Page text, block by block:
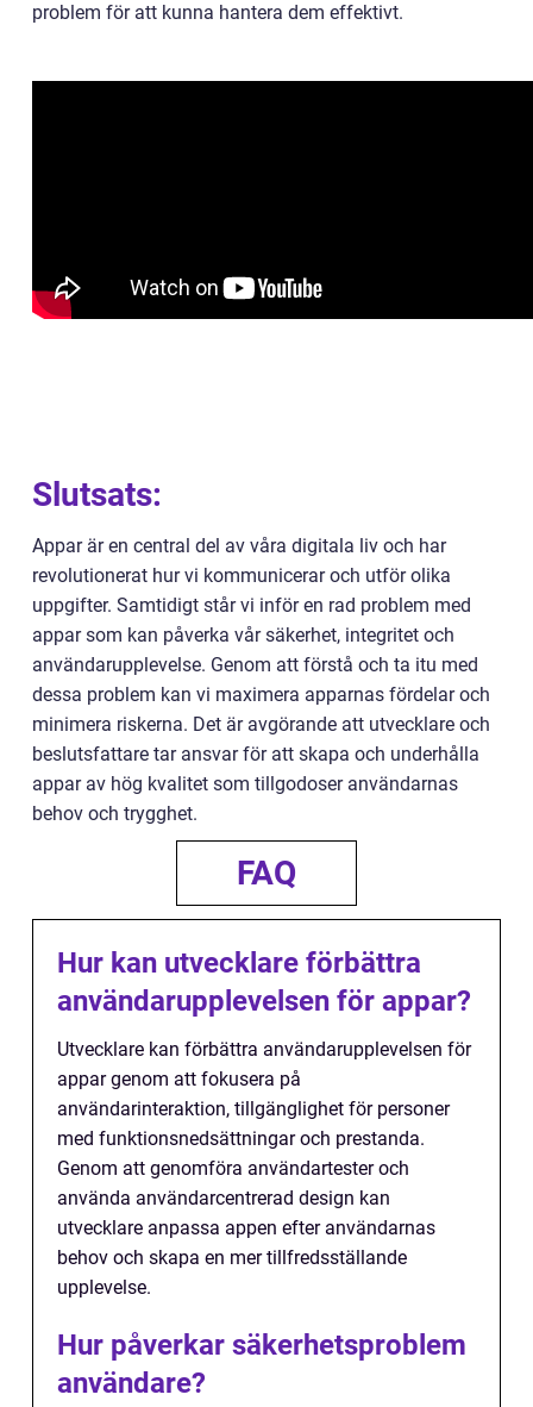
problem för att kunna hantera dem effektivt.
Slutsats:
Appar är en central del av våra digitala liv och har
revolutionerat hur vi kommunicerar och utför olika
uppgifter. Samtidigt står vi inför en rad problem med
appar som kan påverka vår säkerhet, integritet och
användarupplevelse. Genom att förstå och ta itu med
dessa problem kan vi maximera apparnas fördelar och
minimera riskerna. Det är avgörande att utvecklare och
beslutsfattare tar ansvar för att skapa och underhålla
appar av hög kvalitet som tillgodoser användarnas
behov och trygghet.
FAQ
Hur kan utvecklare förbättra
användarupplevelsen för appar?
Utvecklare kan förbättra användarupplevelsen för
appar genom att fokusera på
användarinteraktion, tillgänglighet för personer
med funktionsnedsättningar och prestanda.
Genom att genomföra användartester och
använda användarcentrerad design kan
utvecklare anpassa appen efter användarnas
behov och skapa en mer tillfredsställande
upplevelse.
Hur påverkar säkerhetsproblem
användare?